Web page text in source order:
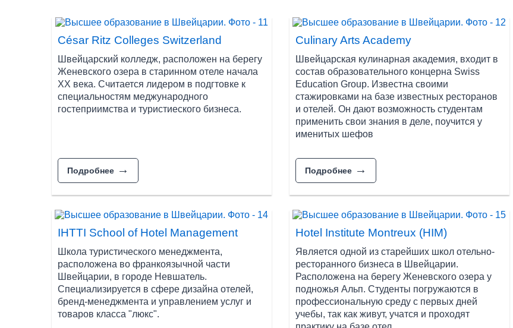
любителей природы и активного вида отдыха.
Типы учебных заведений в Швейцарии
В Швейцарии существует несколько видов учебных заведений: федеральные технические
международные университеты, бизнес школы, школы и институты отельного и туристического
К государственным ВУЗам Швейцарии относятся кантональные университеты и технические
этих ВУЗах основано на научно-исследовательской деятельности и теории. Прикладные
международных университетах, бизнес школах и школах отельного и туристического менеджмента.
англоязычных программ в Швейцарии предлагается в международных университетах и школах.
элитных отелей, что дает студентам возможность с первых дней погрузиться в профессиональную
лекций.
Школы отельного менеджмента Швейцарии уделяют большое внимание стажировкам. Например,
период обучения на бакалавриате. Школы и институты SEG организовывают практику как в
международную карьеру после обучения.
Помимо этого, студенты программ по бизнес администрированию в международных ВУЗах имеют
швейцарского учебного заведения и американского либо британского университета, в зависимости
César Ritz Colleges Switzerland
Швейцарский колледж, расположен на берегу
Женевского озера в старинном отеле начала
ХХ века. Считается лидером в подгтовке к
специальностям меджународного
гостеприимства и туристиеского бизнеса.
Подробнее
Culinary Arts Academy
Швейцарская кулинарная академия, входит в
состав образовательного концерна Swiss
Education Group. Известна своими
стажировками на базе известных ресторанов
и отелей. Он дают возможность студентам
применить свои знания в деле, поучится у
именитых шефов
Подробнее
IHTTI School of Hotel Management
Школа туристического менеджмента,
расположена во франкоязычной части
Швейцарии, в городе Невшатель.
Специализируется в сфере дизайна отелей,
бренд-менеджмента и управлением услуг и
товаров класса "люкс".
Нotel Institute Montreux (HIM)
Является одной из старейших школ отельно-
ресторанного бизнеса в Швейцарии.
Расположена на берегу Женевского озера у
подножья Альп. Студенты погружаются в
профессиональную среду с первых дней
учебы, так как живут, учатся и проходят